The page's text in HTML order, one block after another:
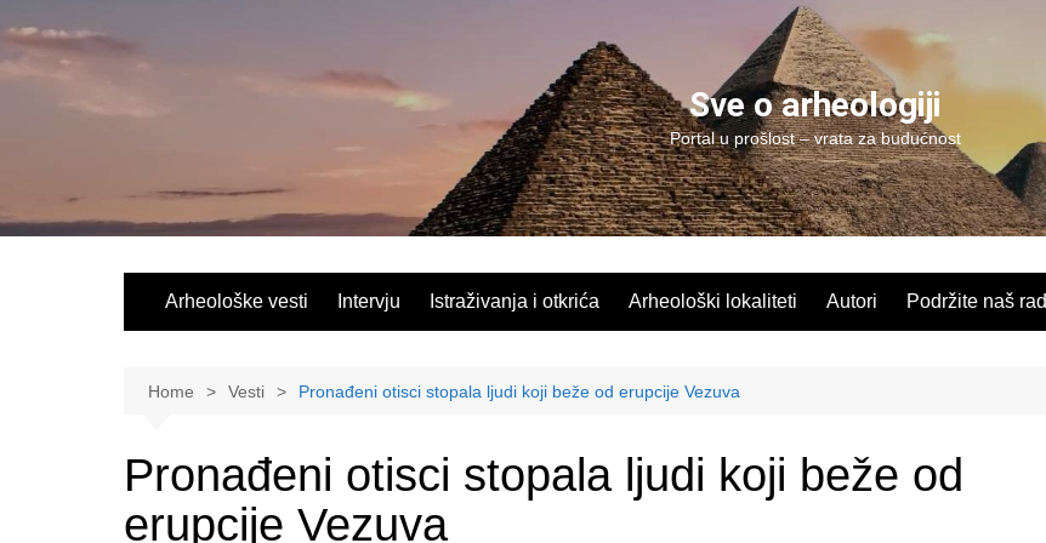
Sve o arheologiji
Portal u prošlost – vrata za budućnost
Arheološke vesti Intervju Istraživanja i otkrića Arheološki lokaliteti Autori Podržite naš rad
Home Vesti Pronađeni otisci stopala ljudi koji beže od erupcije Vezuva
Pronađeni otisci stopala ljudi koji beže od
erupcije Vezuva